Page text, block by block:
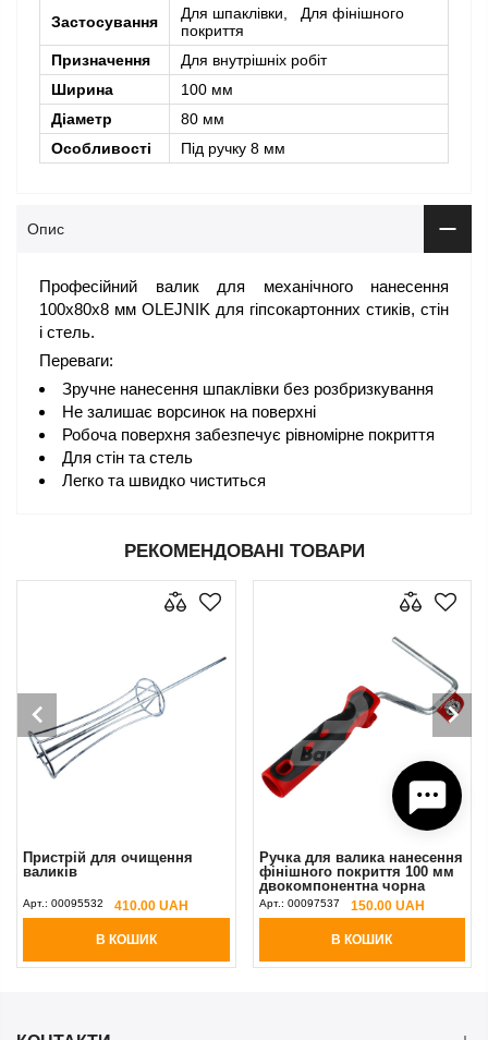
Застосування
Для шпаклівки, Для фінішного
покриття
Призначення
Для внутрішніх робіт
Ширина
100 мм
Діаметр
80 мм
Особливості
Під ручку 8 мм
Опис
Професійний валик для механічного нанесення
100х80х8 мм OLEJNIK для гіпсокартонних стиків, стін
і стель.
Переваги:
Зручне нанесення шпаклівки без розбризкування
Не залишає ворсинок на поверхні
Робоча поверхня забезпечує рівномірне покриття
Для стін та стель
Легко та швидко чиститься
РЕКОМЕНДОВАНІ ТОВАРИ
Пристрій для очищення
валиків
Арт.: 00095532 410.00 UAH
В КОШИК
Ручка для валика нанесення
фінішного покриття 100 мм
двокомпонентна чорна
Olejnik
Арт.: 00097537 150.00 UAH
В КОШИК